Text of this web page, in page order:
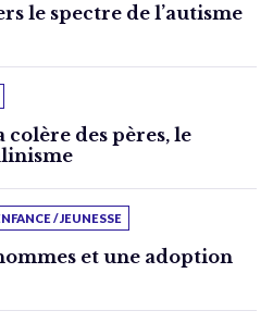
le spectre de l’autisme
colère des pères, le
/ JEUNESSE
et une adoption